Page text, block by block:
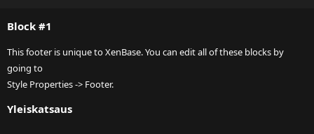
Block #1
This footer is unique to XenBase. You can edit all of these blocks by
going to
Style Properties -> Footer.
Yleiskatsaus